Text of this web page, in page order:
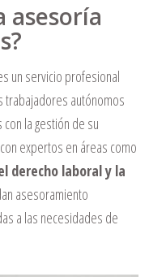
asesoría
un servicio profesional
trabajadores autónomos
la gestión de su
expertos en áreas como
derecho laboral y la
asesoramiento
a las necesidades de